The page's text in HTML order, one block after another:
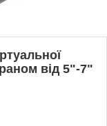
від 5"-7"